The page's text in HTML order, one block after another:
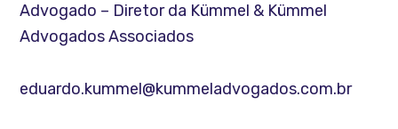
Advogado – Diretor da Kümmel & Kümmel
Advogados Associados
eduardo.kummel@kummeladvogados.com.br